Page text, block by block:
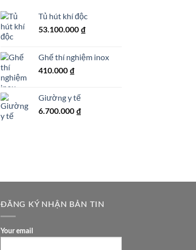
Tủ hút khí độc
53.100.000 ₫
Ghế thí nghiệm inox
410.000 ₫
Giường y tế
6.700.000 ₫
ĐĂNG KÝ NHẬN BẢN TIN
Your email